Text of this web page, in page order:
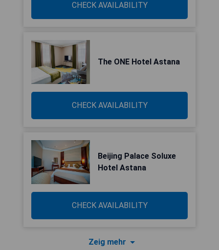
CHECK AVAILABILITY
The ONE Hotel Astana
CHECK AVAILABILITY
Beijing Palace Soluxe
Hotel Astana
CHECK AVAILABILITY
Zeig mehr